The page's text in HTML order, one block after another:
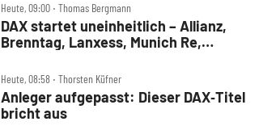
Heute, 09:00 ‧ Thomas Bergmann
DAX startet uneinheitlich – Allianz,
Brenntag, Lanxess, Munich Re,
Heute, 08:58 ‧ Thorsten Küfner
Anleger aufgepasst: Dieser DAX‑Titel
bricht aus